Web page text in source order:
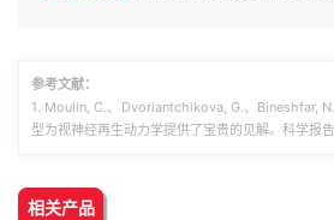
参考文献：
1. Moulin, C.、Dvoriantchikova, G.、Bineshfar,
型为视神经再生动力学提供了宝贵的见解。科学报
相关产品